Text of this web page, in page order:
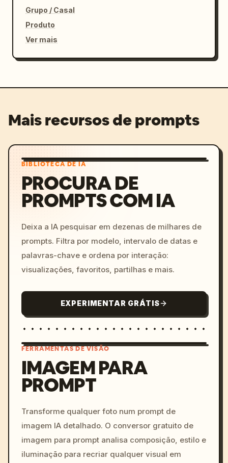
Grupo / Casal
Produto
Ver mais
Mais recursos de prompts
BIBLIOTECA DE IA
PROCURA DE
PROMPTS COM IA
Deixa a IA pesquisar em dezenas de milhares de
prompts. Filtra por modelo, intervalo de datas e
palavras-chave e ordena por interação:
visualizações, favoritos, partilhas e mais.
EXPERIMENTAR GRÁTIS
colors, 8k --v 6.0
FERRAMENTAS DE VISÃO
IMAGEM PARA
PROMPT
Transforme qualquer foto num prompt de
imagem IA detalhado. O conversor gratuito de
imagem para prompt analisa composição, estilo e
iluminação para recriar qualquer visual em